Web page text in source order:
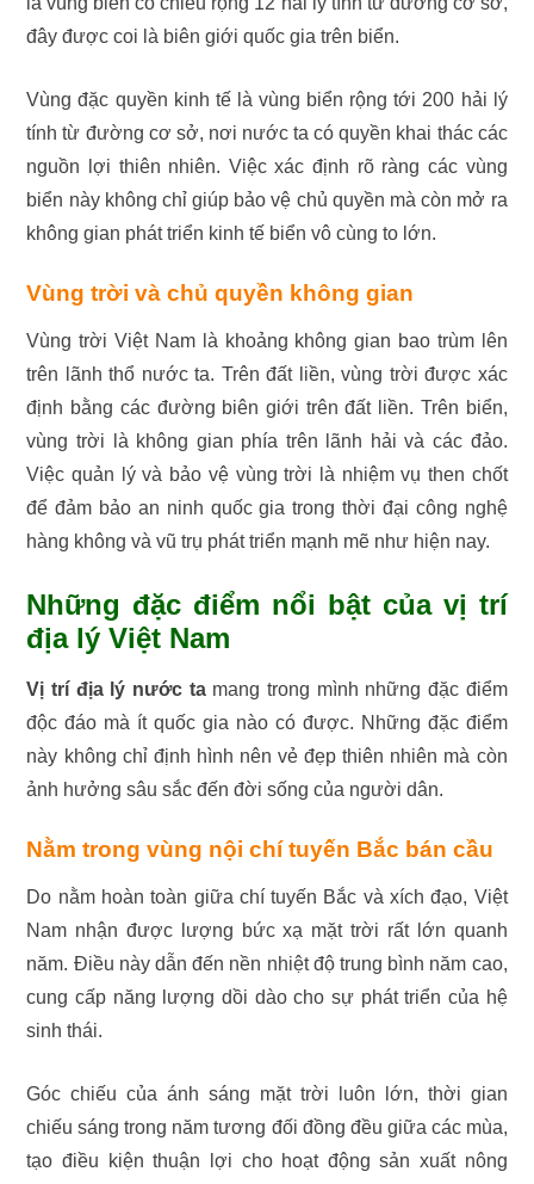
đây được coi là biên giới quốc gia trên biển.
Vùng đặc quyền kinh tế là vùng biển rộng tới 200 hải lý
tính từ đường cơ sở, nơi nước ta có quyền khai thác các
nguồn lợi thiên nhiên. Việc xác định rõ ràng các vùng
biển này không chỉ giúp bảo vệ chủ quyền mà còn mở ra
không gian phát triển kinh tế biển vô cùng to lớn.
Vùng trời và chủ quyền không gian
Vùng trời Việt Nam là khoảng không gian bao trùm lên
trên lãnh thổ nước ta. Trên đất liền, vùng trời được xác
định bằng các đường biên giới trên đất liền. Trên biển,
vùng trời là không gian phía trên lãnh hải và các đảo.
Việc quản lý và bảo vệ vùng trời là nhiệm vụ then chốt
để đảm bảo an ninh quốc gia trong thời đại công nghệ
hàng không và vũ trụ phát triển mạnh mẽ như hiện nay.
Những đặc điểm nổi bật của vị trí
địa lý Việt Nam
Vị trí địa lý nước tamang trong mình những đặc điểm
độc đáo mà ít quốc gia nào có được. Những đặc điểm
này không chỉ định hình nên vẻ đẹp thiên nhiên mà còn
ảnh hưởng sâu sắc đến đời sống của người dân.
Nằm trong vùng nội chí tuyến Bắc bán cầu
Do nằm hoàn toàn giữa chí tuyến Bắc và xích đạo, Việt
Nam nhận được lượng bức xạ mặt trời rất lớn quanh
năm. Điều này dẫn đến nền nhiệt độ trung bình năm cao,
cung cấp năng lượng dồi dào cho sự phát triển của hệ
sinh thái.
Góc chiếu của ánh sáng mặt trời luôn lớn, thời gian
chiếu sáng trong năm tương đối đồng đều giữa các mùa,
tạo điều kiện thuận lợi cho hoạt động sản xuất nông